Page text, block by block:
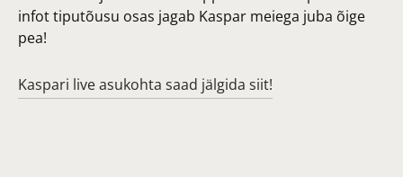
infot tiputõusu osas jagab Kaspar meiega juba õige
pea!
Kaspari live asukohta saad jälgida siit!